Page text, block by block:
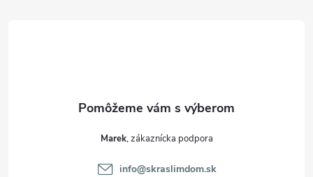
Marek
info@skraslimdom.sk